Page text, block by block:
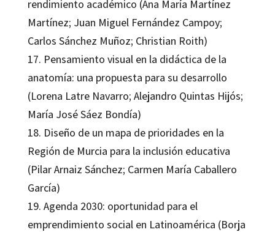
rendimiento académico (Ana María Martínez
Martínez; Juan Miguel Fernández Campoy;
Carlos Sánchez Muñoz; Christian Roith)
17. Pensamiento visual en la didáctica de la
anatomía: una propuesta para su desarrollo
(Lorena Latre Navarro; Alejandro Quintas Hijós;
María José Sáez Bondía)
18. Diseño de un mapa de prioridades en la
Región de Murcia para la inclusión educativa
(Pilar Arnaiz Sánchez; Carmen María Caballero
García)
19. Agenda 2030: oportunidad para el
emprendimiento social en Latinoamérica (Borja